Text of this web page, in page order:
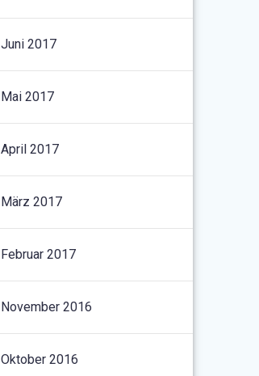
Juni 2017
Mai 2017
April 2017
März 2017
Februar 2017
November 2016
Oktober 2016